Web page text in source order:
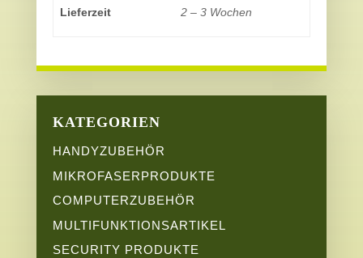
Lieferzeit 2 – 3 Wochen
KATEGORIEN
HANDYZUBEHÖR
MIKROFASERPRODUKTE
COMPUTERZUBEHÖR
MULTIFUNKTIONSARTIKEL
SECURITY PRODUKTE